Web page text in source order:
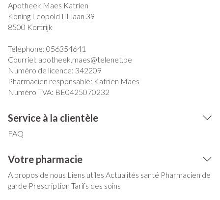
Apotheek Maes Katrien
Koning Leopold III-laan 39
8500 Kortrijk
Téléphone: 056354641
Courriel: apotheek.maes@telenet.be
Numéro de licence: 342209
Pharmacien responsable: Katrien Maes
Numéro TVA: BE0425070232
Service à la clientèle
FAQ
Votre pharmacie
A propos de nous Liens utiles Actualités santé Pharmacien de
garde Prescription Tarifs des soins